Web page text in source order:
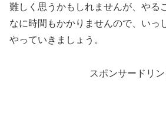
難しく思うかもしれませんが、やる
なに時間もかかりませんので、いっ
やっていきましょう。
スポンサードリン